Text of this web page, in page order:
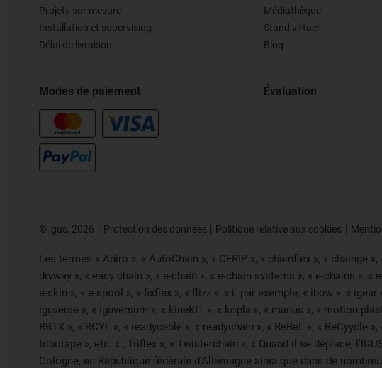
Projets sur mesure
Installation et supervising
Délai de livraison
Modes de paiement
Médiathèque
Stand virtuel
Blog
Évaluation
© igus, 2026 Protection des données Politique relative aux cookies
Les termes « Apiro », « AutoChain », « CFRIP », « chainflex », « chainge
dryway », « easy chain », « e-chain », « e-chain systems », « e-chains »,
e-skin », « e-spool », « fixflex », « flizz », « i. par exemple, « ibow », «
iguverse », « iguversum », « kineKIT », « kopla », « manus », « motion
RBTX », « RCYL », « readycable », « readychain », « ReBeL », «
tribotape », etc. « ; Triflex », « Twisterchain », « Quand il se déplace,
Cologne, en République fédérale d’Allemagne ainsi que dans de